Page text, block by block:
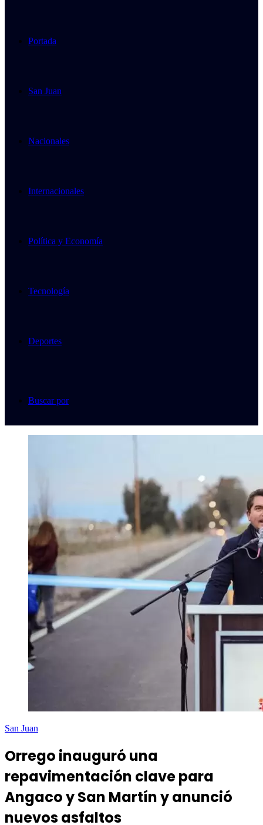
Portada
San Juan
Nacionales
Internacionales
Política y Economía
Tecnología
Deportes
Buscar por
San Juan
Orrego inauguró una
repavimentación clave para
Angaco y San Martín y anunció
nuevos asfaltos